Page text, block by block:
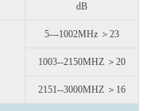
dB
5---1002MHz ＞23
1003--2150MHZ ＞20
2151--3000MHZ ＞16